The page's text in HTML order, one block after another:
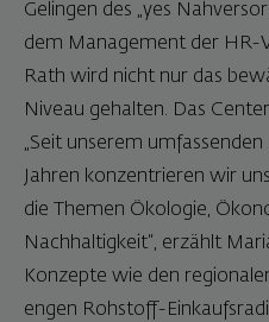
Gelingen des „yes
dem Management der HR-
Rath wird nicht nur das
Niveau gehalten. Das
„Seit unserem
Jahren konzentrieren wir
die Themen Ökologie,
Nachhaltigkeit“, erzählt
Konzepte wie den
engen Rohstoff-